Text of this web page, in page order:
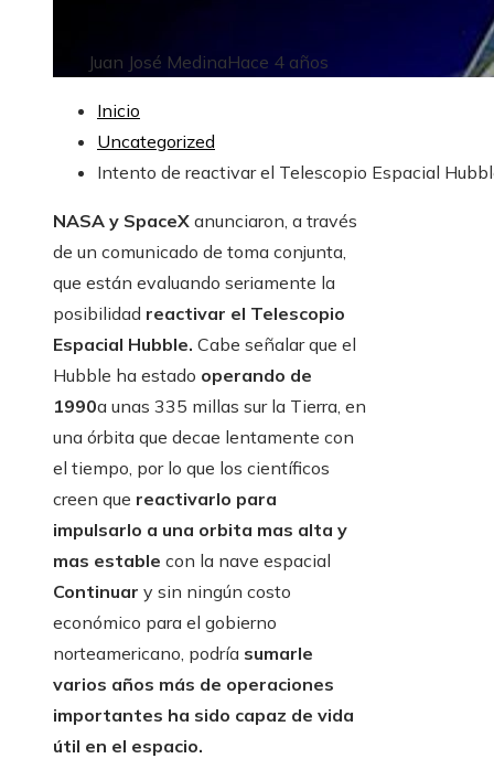
Juan José MedinaHace 4 años
Inicio
Uncategorized
Intento de reactivar el Telescopio Espacial
NASA y SpaceX anunciaron, a través
de un comunicado de toma conjunta,
que están evaluando seriamente la
posibilidad reactivar el Telescopio
Espacial Hubble. Cabe señalar que el
Hubble ha estado operando de
1990a unas 335 millas sur la Tierra, en
una órbita que decae lentamente con
el tiempo, por lo que los científicos
creen que reactivarlo para
impulsarlo a una orbita mas alta y
mas estable con la nave espacial
Continuar y sin ningún costo
económico para el gobierno
norteamericano, podría sumarle
varios años más de operaciones
importantes ha sido capaz de vida
útil en el espacio.